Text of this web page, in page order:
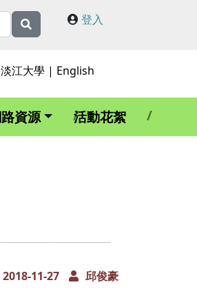
登入
淡江大學 | English
資源 活動花絮
2018-11-27 邱俊豪